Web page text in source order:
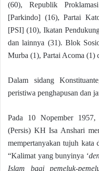
(60), Republik
[Parkindo] (16), Partai
[PSI] (10), Ikatan
dan lainnya (31). Blok
Murba (1), Partai Acoma (1)
Dalam sidang
peristiwa penghapusan dan
Pada 10 Nopember
(Persis) KH Isa Anshari
mempertanyakan tujuh kata
“Kalimat yang bunyinya ‘
Islam bagi pemeluk-